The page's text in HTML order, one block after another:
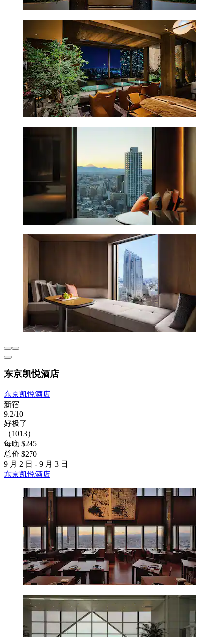
东京凯悦酒店
东京凯悦酒店
新宿
9.2/10
好极了
（1013）
每晚 $245
总价 $270
9 月 2 日 - 9 月 3 日
东京凯悦酒店